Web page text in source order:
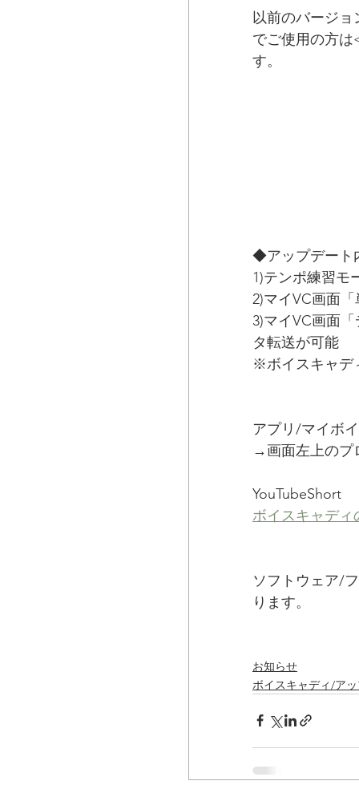
以前のバージ
でご使用の方
す。
◆アップデート
1)テンポ練習モ
2)マイVC画面
3)マイVC画面
タ転送が可能
※ボイスキャデ
アプリ/マイボ
→画面左上のプ
YouTubeShort
ボイスキャデ
ソフトウェア/
ります。
お知らせ
ボイスキャディ/ア